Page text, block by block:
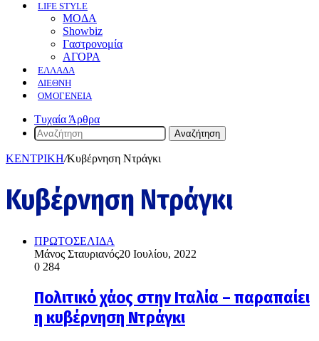
LIFE STYLE
ΜΟΔΑ
Showbiz
Γαστρονομία
ΑΓΟΡΑ
ΕΛΛΆΔΑ
ΔΙΕΘΝΉ
ΟΜΟΓΈΝΕΙΑ
Τυχαία Άρθρα
Αναζήτηση
ΚΕΝΤΡΙΚΗ/Κυβέρνηση Ντράγκι
Κυβέρνηση Ντράγκι
ΠΡΩΤΟΣΕΛΙΔΑ
Μάνος Σταυριανός20 Ιουλίου, 2022
0 284
Πολιτικό χάος στην Ιταλία – παραπαίει
η κυβέρνηση Ντράγκι